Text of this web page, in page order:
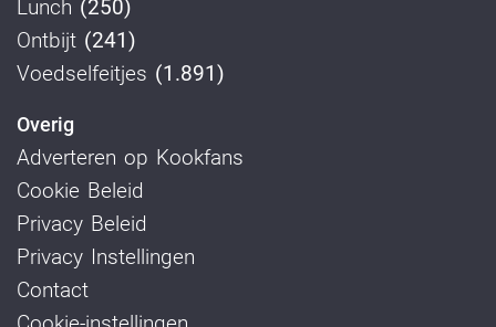
Lunch (250)
Ontbijt (241)
Voedselfeitjes (1.891)
Overig
Adverteren op Kookfans
Cookie Beleid
Privacy Beleid
Privacy Instellingen
Contact